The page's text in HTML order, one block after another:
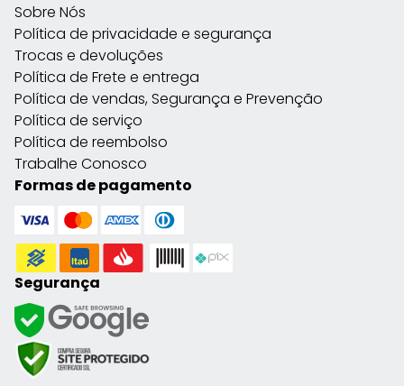
Sobre Nós
Política de privacidade e segurança
Trocas e devoluções
Política de Frete e entrega
Política de vendas, Segurança e Prevenção
Política de serviço
Política de reembolso
Trabalhe Conosco
Formas de pagamento
Segurança